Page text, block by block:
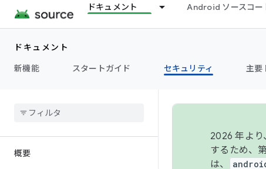
ドキュメント Android ソースコー
ドキュメント
新機能
スタートガイド セキュリティ 主要
概要
2026 年よ
するため、
は、